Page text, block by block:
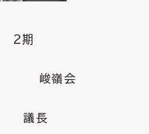
期
嶺会
議長